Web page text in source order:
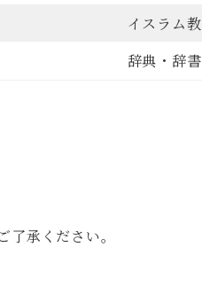
イスラム教
辞典・辞書
承ください。